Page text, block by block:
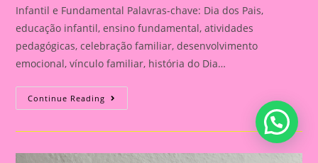
Infantil e Fundamental Palavras-chave: Dia dos Pais,
educação infantil, ensino fundamental, atividades
pedagógicas, celebração familiar, desenvolvimento
emocional, vínculo familiar, história do Dia…
Continue Reading Atividade
Para
Dia